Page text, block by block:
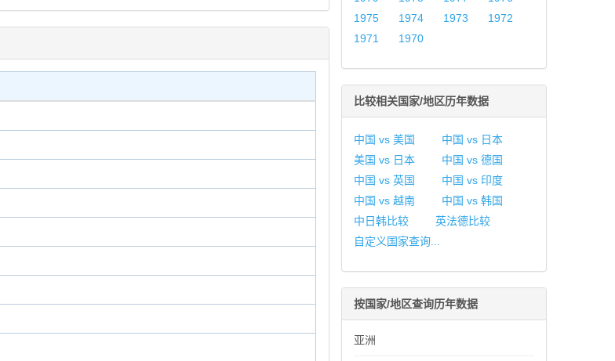
1975
1974 1973
1972
1971
1970
比较相关国家/地区历年数据
中国 vs 美国
中国 vs 日本
美国 vs 日本
中国 vs 德国
中国 vs 英国
中国 vs 印度
中国 vs 越南
中国 vs 韩国
中日韩比较
英法德比较
自定义国家查询...
按国家/地区查询历年数据
亚洲